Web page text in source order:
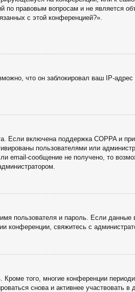
правовым вопросам и не является
с этой конференцией?».
что он заблокировал ваш IP-
включена поддержка COPPA и
пользователями или
сообщение не получено, то
пользователя и пароль. Если
свяжитесь с
того, многие конференции
снова и активнее участвовать в